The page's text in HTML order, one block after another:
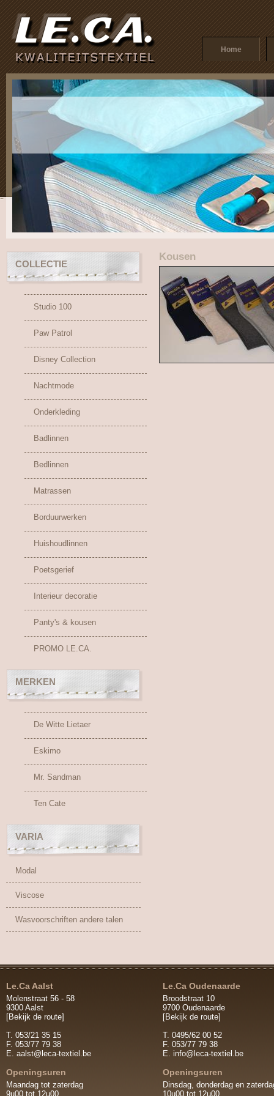
Home
COLLECTIE
Studio 100
Paw Patrol
Disney Collection
Nachtmode
Onderkleding
Badlinnen
Bedlinnen
Matrassen
Borduurwerken
Huishoudlinnen
Poetsgerief
Interieur decoratie
Panty's & kousen
PROMO LE.CA.
MERKEN
De Witte Lietaer
Eskimo
Mr. Sandman
Ten Cate
VARIA
Modal
Viscose
Wasvoorschriften andere talen
Kousen
Le.Ca Aalst
Molenstraat 56 - 58
9300 Aalst
[Bekijk de route]
T. 053/21 35 15
F. 053/77 79 38
E. aalst@leca-textiel.be
Openingsuren
Maandag tot zaterdag
9u00 tot 12u00
Le.Ca Oudenaarde
Broodstraat 10
9700 Oudenaarde
[Bekijk de route]
T. 0495/62 00 52
F. 053/77 79 38
E. info@leca-textiel.be
Openingsuren
Dinsdag, donderdag en
10u00 tot 12u00